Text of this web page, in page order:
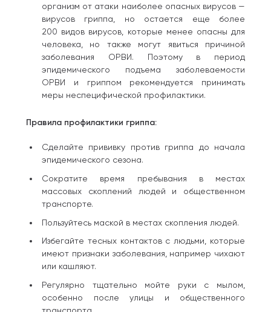
организм от атаки наиболее опасных вирусов —
вирусов гриппа, но остается еще более
200 видов вирусов, которые менее опасны для
человека, но также могут явиться причиной
заболевания ОРВИ. Поэтому в период
эпидемического подъема заболеваемости
ОРВИ и гриппом рекомендуется принимать
меры неспецифической профилактики.
Правила профилактики гриппа:
Сделайте прививку против гриппа до начала
эпидемического сезона.
Сократите время пребывания в местах
массовых скоплений людей и общественном
транспорте.
Пользуйтесь маской в местах скопления людей.
Избегайте тесных контактов с людьми, которые
имеют признаки заболевания, например чихают
или кашляют.
Регулярно тщательно мойте руки с мылом,
особенно после улицы и общественного